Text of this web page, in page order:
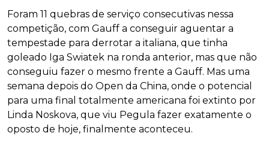
Foram 11 quebras de serviço consecutivas nessa
competição, com Gauff a conseguir aguentar a
tempestade para derrotar a italiana, que tinha
goleado Iga Swiatek na ronda anterior, mas que não
conseguiu fazer o mesmo frente a Gauff. Mas uma
semana depois do Open da China, onde o potencial
para uma final totalmente americana foi extinto por
Linda Noskova, que viu Pegula fazer exatamente o
oposto de hoje, finalmente aconteceu.